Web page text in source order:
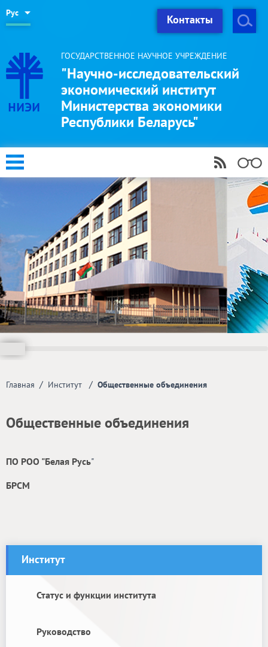
Рус Контакты
ГОСУДАРСТВЕННОЕ НАУЧНОЕ УЧРЕЖДЕНИЕ
"Научно-исследовательский
экономический институт
Министерства экономики
Республики Беларусь"
Главная / Институт / Общественные объединения
Общественные объединения
ПО РОО "Белая Русь"
БРСМ
Институт
Статус и функции института
Руководство